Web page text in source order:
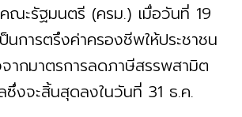
ณะรัฐมนตรี (ครม.) เมื่อวันที่ 19
นการตรึงค่าครองชีพให้ประชาชน
ากมาตรการลดภาษีสรรพสามิต
ซึ่งจะสิ้นสุดลงในวันที่ 31 ธ.ค.